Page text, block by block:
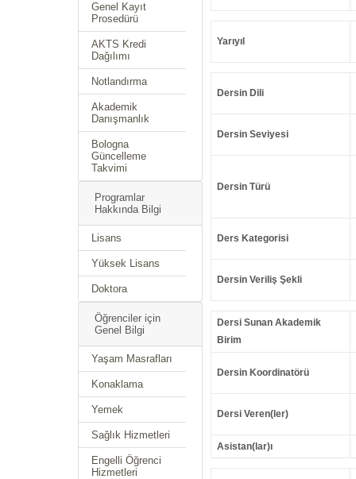
Genel Kayıt
Prosedürü
AKTS Kredi
Dağılımı
Notlandırma
Akademik
Danışmanlık
Bologna
Güncelleme
Takvimi
Programlar
Hakkında Bilgi
Lisans
Yüksek Lisans
Doktora
Öğrenciler için
Genel Bilgi
Yaşam Masrafları
Konaklama
Yemek
Sağlık Hizmetleri
Engelli Öğrenci
Hizmetleri
Yarıyıl
Dersin Dili
Dersin Seviyesi
Dersin Türü
Ders Kategorisi
Dersin Veriliş Şekli
Dersi Sunan Akademik
Birim
Dersin Koordinatörü
Dersi Veren(ler)
Asistan(lar)ı